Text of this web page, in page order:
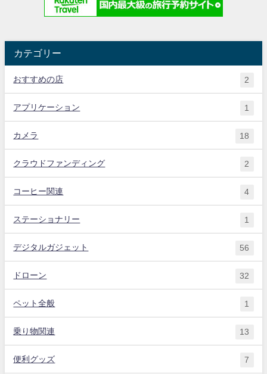
カテゴリー
おすすめの店 2
アプリケーション 1
カメラ 18
クラウドファンディング 2
コーヒー関連 4
ステーショナリー 1
デジタルガジェット 56
ドローン 32
ペット全般 1
乗り物関連 13
便利グッズ 7